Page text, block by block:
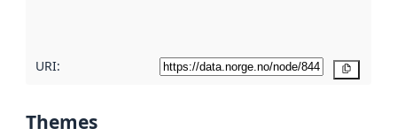
URI:
Themes